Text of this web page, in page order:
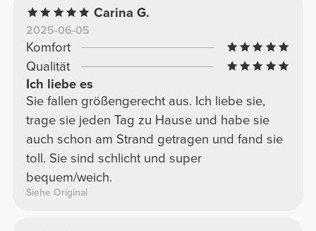
Carina G.
2025-06-05
Komfort
Qualität
Ich liebe es
Sie fallen größengerecht aus. Ich liebe sie,
trage sie jeden Tag zu Hause und habe sie
auch schon am Strand getragen und fand sie
toll. Sie sind schlicht und super
bequem/weich.
Siehe Original